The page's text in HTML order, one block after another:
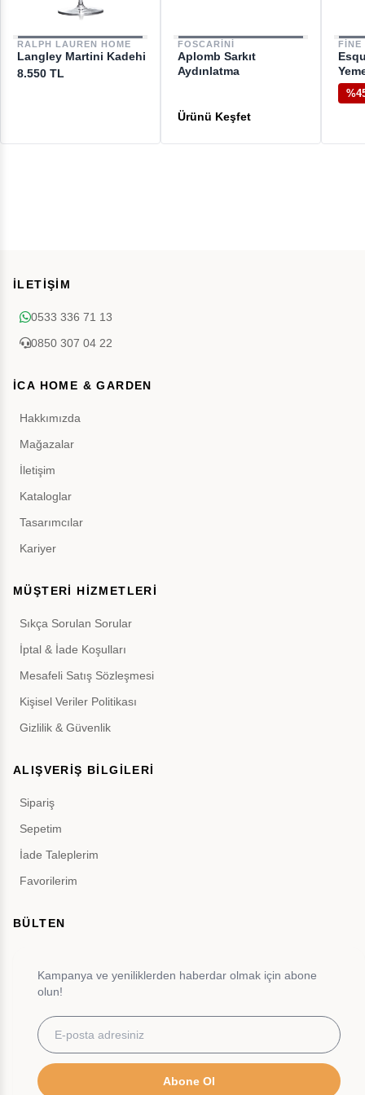
RALPH LAUREN HOME
Langley Martini Kadehi
8.550 TL
FOSCARINI
Aplomb Sarkıt
Aydınlatma
FINE
İLETİŞİM
0533 336 71 13
0850 307 04 22
İCA HOME & GARDEN
Hakkımızda
Mağazalar
İletişim
Kataloglar
Tasarımcılar
Kariyer
MÜŞTERİ HİZMETLERİ
Sıkça Sorulan Sorular
İptal & İade Koşulları
Mesafeli Satış Sözleşmesi
Kişisel Veriler Politikası
Gizlilik & Güvenlik
ALIŞVERİŞ BİLGİLERİ
Sipariş
Sepetim
İade Taleplerim
Favorilerim
BÜLTEN
Kampanya ve yeniliklerden haberdar olmak için abone
olun!
Abone Ol